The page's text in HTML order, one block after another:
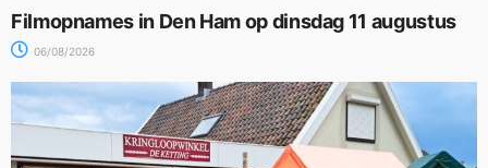
Filmopnames in Den Ham op dinsdag 11 augustus
06/08/2026